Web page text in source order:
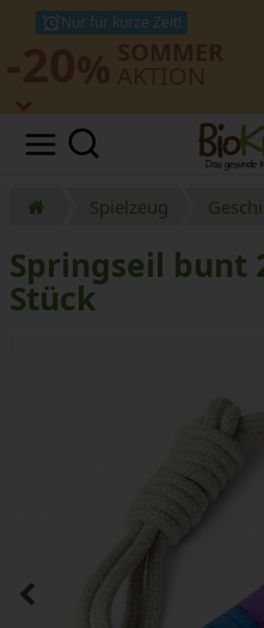
Nur für kurze Zeit!
Spielzeug
Springseil bunt
Stück